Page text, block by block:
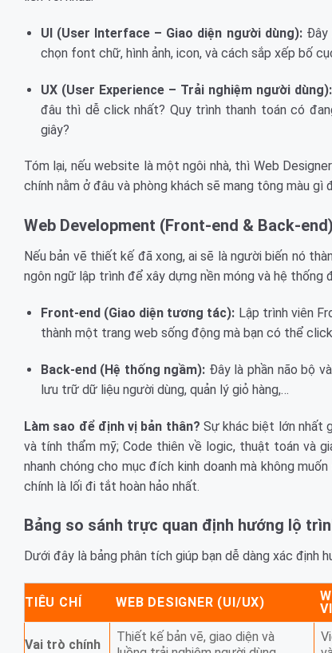
UI (User Interface – Giao diện người dùng):Đây
chọn font chữ, hình ảnh, icon, và cách sắp xếp bố
UX (User Experience – Trải nghiệm người dùng):
đâu thì dễ click nhất? Quy trình thanh toán có
giây?
Tóm lại, nếu website là một ngôi nhà, thì Web
chính nằm ở đâu và phòng khách sẽ mang tông màu
Web Development (Front-end & Back-end)
Nếu bản vẽ thiết kế đã xong, ai sẽ là người biến nó
ngôn ngữ lập trình để xây dựng nền móng và hệ thống
Front-end (Giao diện tương tác): Lập trình viên
thành một trang web sống động mà bạn có thể
Back-end (Hệ thống ngầm): Đây là phần não bộ
lưu trữ dữ liệu người dùng, quản lý giỏ hàng,…
Làm sao để định vị bản thân? Sự khác biệt lớn nhất
và tính thẩm mỹ; Code thiên về logic, thuật toán và
nhanh chóng cho mục đích kinh doanh mà không
chính là lối đi tắt hoàn hảo nhất.
Bảng so sánh trực quan định hướng lộ
Dưới đây là bảng phân tích giúp bạn dễ dàng xác định
TIÊU CHÍ WEB DESIGNER (UI/UX)
Vai trò chính
Thiết kế bản vẽ, giao diện và